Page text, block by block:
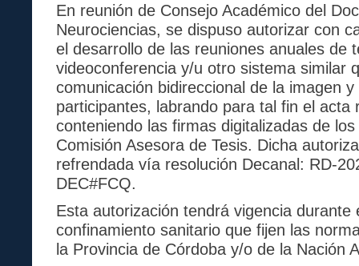
En reunión de Consejo Académico del
Neurociencias, se dispuso autorizar con
el desarrollo de las reuniones anuales de
videoconferencia y/u otro sistema similar
comunicación bidireccional de la imagen
participantes, labrando para tal fin el acta
conteniendo las firmas digitalizadas de
Comisión Asesora de Tesis. Dicha
refrendada vía resolución Decanal: RD-
DEC#FCQ.
Esta autorización tendrá vigencia durante
confinamiento sanitario que fijen las
la Provincia de Córdoba y/o de la Nación